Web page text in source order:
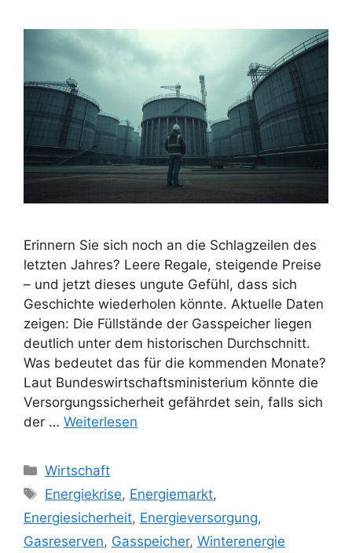
Erinnern Sie sich noch an die Schlagzeilen des
letzten Jahres? Leere Regale, steigende Preise
– und jetzt dieses ungute Gefühl, dass sich
Geschichte wiederholen könnte. Aktuelle Daten
zeigen: Die Füllstände der Gasspeicher liegen
deutlich unter dem historischen Durchschnitt.
Was bedeutet das für die kommenden Monate?
Laut Bundeswirtschaftsministerium könnte die
Versorgungssicherheit gefährdet sein, falls sich
der … Weiterlesen
Kategorien
Wirtschaft
Schlagwörter
Energiekrise, Energiemarkt,
Energiesicherheit, Energieversorgung,
Gasreserven, Gasspeicher, Winterenergie